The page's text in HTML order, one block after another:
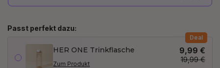
Passt perfekt dazu:
Deal
HER ONE Trinkflasche
19,99 €
9,99 €
Zum Produkt